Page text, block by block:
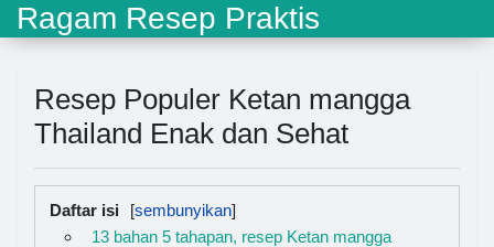
Ragam Resep Praktis
Resep Populer Ketan mangga
Thailand Enak dan Sehat
Daftar isi
13 bahan 5 tahapan, resep Ketan mangga